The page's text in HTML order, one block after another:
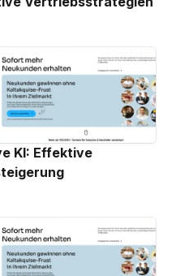
KI: Effektive